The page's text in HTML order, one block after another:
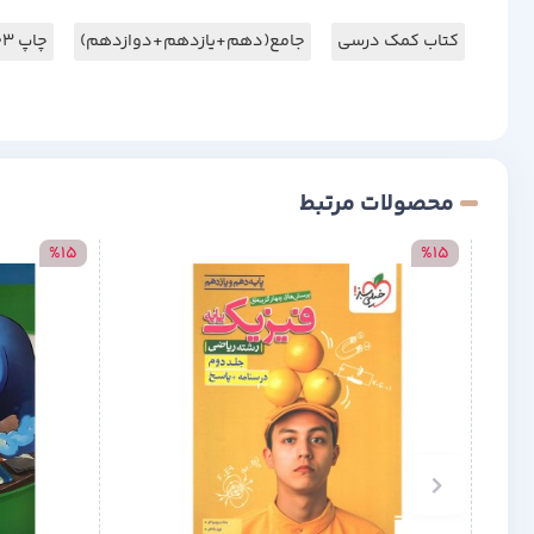
کتاب کمک درسی جامع(دهم+یازدهم+دوازدهم) چاپ 1403
محصولات مرتبط
%15
%15